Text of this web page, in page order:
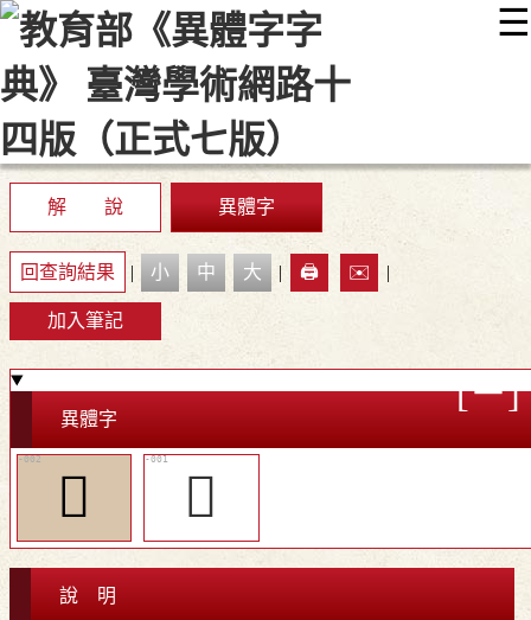
☰
::: 最新消息 常見問題 編輯說明
顯示模式
網站導覽
解 說 異體字
回查詢結果 | 小 中 大 | 🖨️ ✉️ |
加入筆記
異體字
󸹮 𨥊
說 明